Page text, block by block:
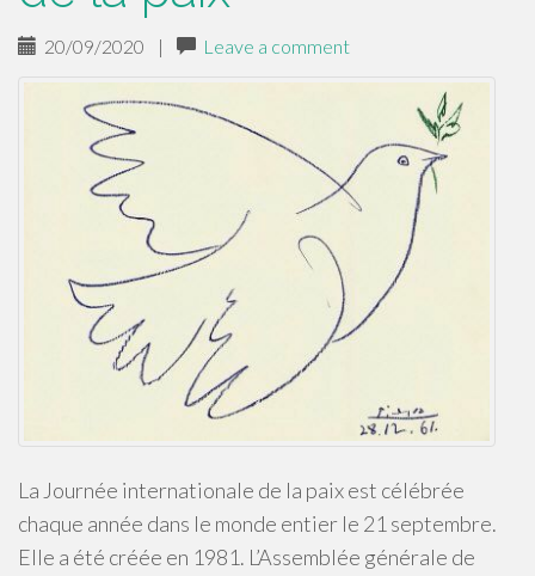
20/09/2020 | Leave a comment
La Journée internationale de la paix est célébrée
chaque année dans le monde entier le 21 septembre.
Elle a été créée en 1981. L’Assemblée générale de